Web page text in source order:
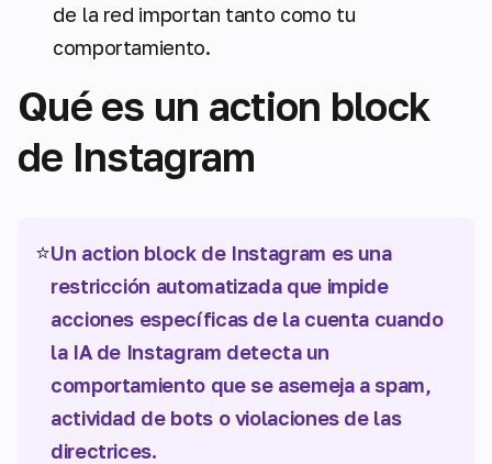
de la red importan tanto como tu
comportamiento.
Qué es un action block
de Instagram
⭐Un action block de Instagram es una
restricción automatizada que impide
acciones específicas de la cuenta cuando
la IA de Instagram detecta un
comportamiento que se asemeja a spam,
actividad de bots o violaciones de las
directrices.